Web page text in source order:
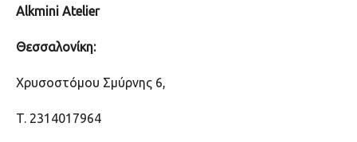
Alkmini Atelier
Θεσσαλονίκη:
Χρυσοστόμου Σμύρνης 6,
T. 2314017964